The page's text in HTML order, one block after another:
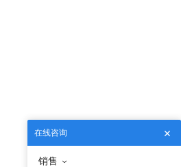
在线咨询
销售